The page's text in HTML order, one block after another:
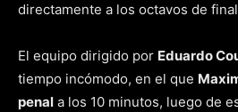
directamente a los octavos de
El equipo dirigido por Eduardo
tiempo incómodo, en el que
penal a los 10 minutos, luego de